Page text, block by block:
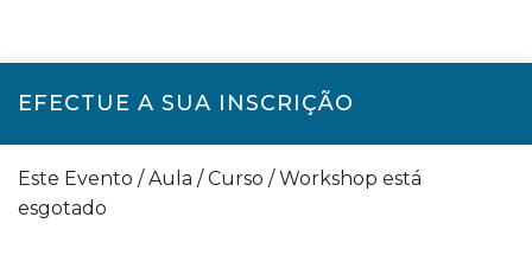
EFECTUE A SUA INSCRIÇÃO
Este Evento / Aula / Curso / Workshop está
esgotado